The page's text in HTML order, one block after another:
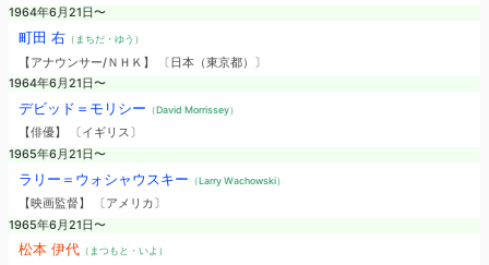
1964年6月21日〜
町田 右（まちだ・ゆう）
【アナウンサー/ＮＨＫ】 〔日本（東京都）〕
1964年6月21日〜
デビッド＝モリシー （David Morrissey）
【俳優】 〔イギリス〕
1965年6月21日〜
ラリー＝ウォシャウスキー （Larry Wachowski）
【映画監督】 〔アメリカ〕
1965年6月21日〜
松本 伊代（まつもと・いよ）